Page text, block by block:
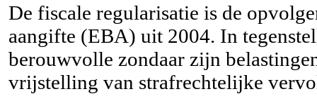
De fiscale regularisatie is de
aangifte (EBA) uit 2004. In
berouwvolle zondaar zijn
vrijstelling van strafrechtelijke